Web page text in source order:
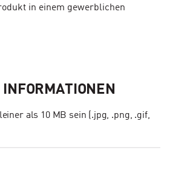
in einem gewerblichen
als 10 MB sein (.jpg, .png, .gif,